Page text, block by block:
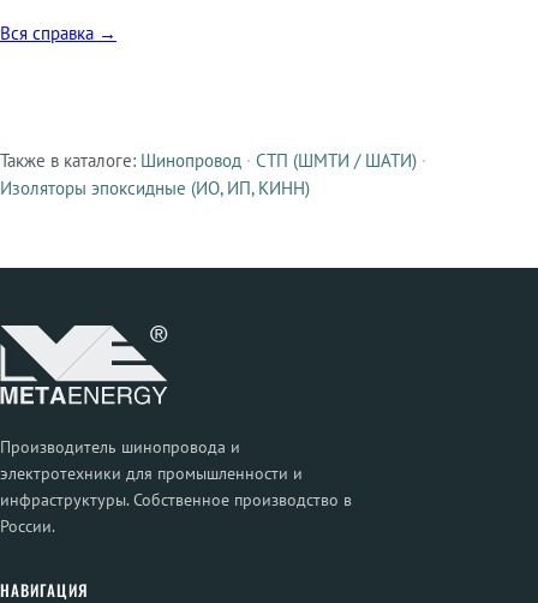
Вся справка →
Смежные продукты
Также в каталоге: Шинопровод · СТП (ШМТИ / ШАТИ) ·
Изоляторы эпоксидные (ИО, ИП, КИНН)
Производитель шинопровода и
электротехники для промышленности и
инфраструктуры. Собственное производство в
России.
НАВИГАЦИЯ